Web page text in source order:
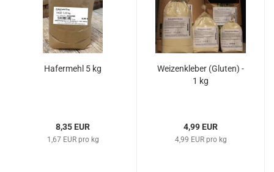
Hafermehl 5 kg
8,35 EUR
1,67 EUR pro kg
Weizenkleber (Gluten) -
1 kg
4,99 EUR
4,99 EUR pro kg